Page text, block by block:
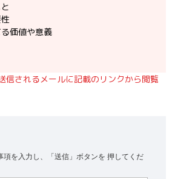
価値や意義
信されるメールに記載のリンクから閲覧
項を入力し、「送信」ボタンを 押してくだ